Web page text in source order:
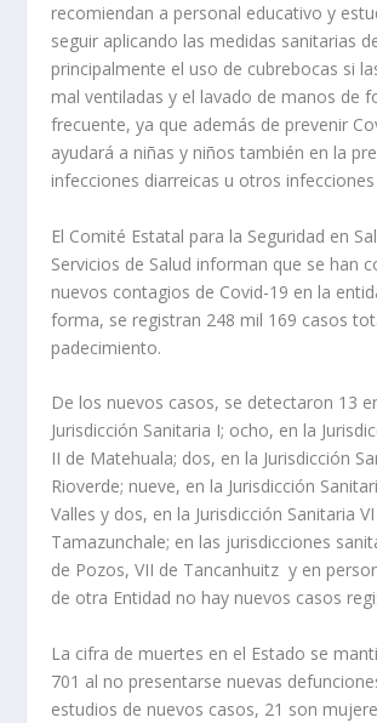
recomiendan a personal educativo y
seguir aplicando las medidas sanitarias
principalmente el uso de cubrebocas si
mal ventiladas y el lavado de manos de
frecuente, ya que además de prevenir
ayudará a niñas y niños también en la
infecciones diarreicas u otros
El Comité Estatal para la Seguridad en
Servicios de Salud informan que se han
nuevos contagios de Covid-19 en la
forma, se registran 248 mil 169 casos
padecimiento.
De los nuevos casos, se detectaron 13
Jurisdicción Sanitaria I; ocho, en la
II de Matehuala; dos, en la Jurisdicción
Rioverde; nueve, en la Jurisdicción
Valles y dos, en la Jurisdicción Sanitaria
Tamazunchale; en las jurisdicciones
de Pozos, VII de Tancanhuitz y en
de otra Entidad no hay nuevos casos
La cifra de muertes en el Estado se
701 al no presentarse nuevas
estudios de nuevos casos, 21 son